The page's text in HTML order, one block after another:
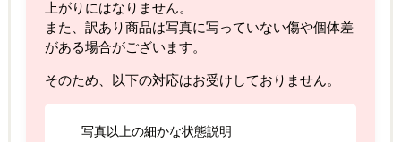
上がりにはなりません。
また、訳あり商品は写真に写っていない傷や個体差
がある場合がございます。
そのため、以下の対応はお受けしておりません。
写真以上の細かな状態説明